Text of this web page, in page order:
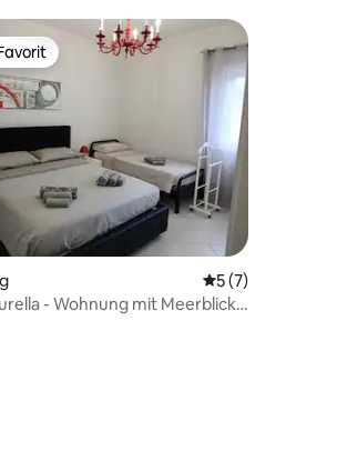
5 (7)
- Wohnung mit Meerblick